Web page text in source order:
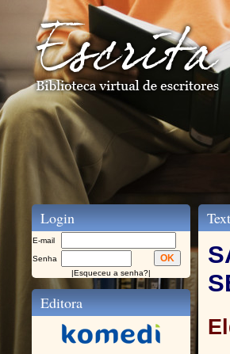
Login
E-mail
Senha
|Esqueceu a senha?|
Editora